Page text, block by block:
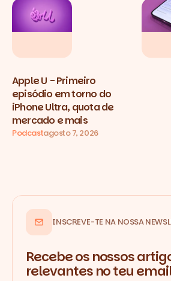
Apple U - Primeiro
episódio em torno do
iPhone Ultra, quota de
mercado e mais
Podcastagosto 7, 2026
INSCREVE-TE NA NOSSA
Recebe os nossos
relevantes no teu